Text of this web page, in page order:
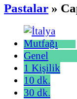
Pastalar »
Genel
1 Kişilik
10 dk.
30 dk.